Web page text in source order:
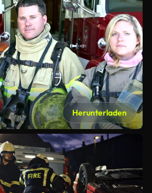
Herunterladen